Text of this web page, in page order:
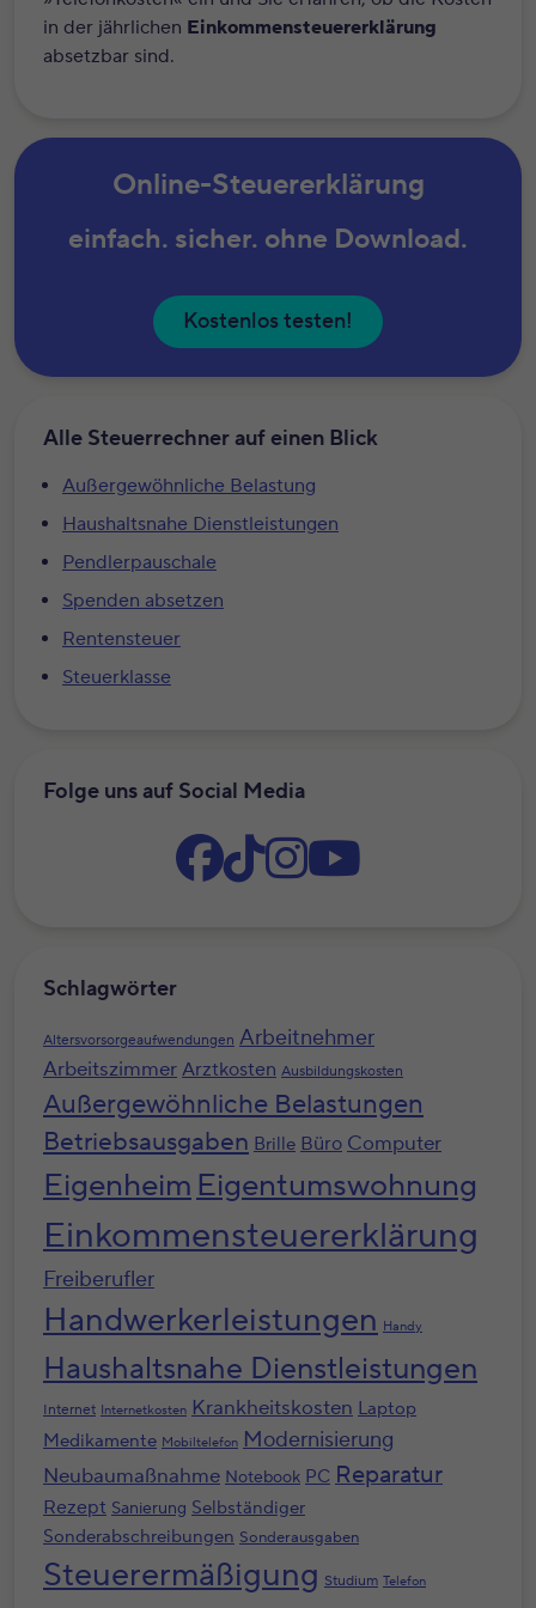
in der jährlichen Einkommensteuererklärung
absetzbar sind.
Online-Steuererklärung
einfach. sicher. ohne Download.
Kostenlos testen!
Alle Steuerrechner auf einen Blick
Außergewöhnliche Belastung
Haushaltsnahe Dienstleistungen
Pendlerpauschale
Spenden absetzen
Rentensteuer
Steuerklasse
Folge uns auf Social Media
Schlagwörter
Altersvorsorgeaufwendungen Arbeitnehmer
Arbeitszimmer Arztkosten Ausbildungskosten
Außergewöhnliche Belastungen
Betriebsausgaben Brille Büro Computer
Eigenheim Eigentumswohnung
Einkommensteuererklärung
Freiberufler
Handwerkerleistungen Handy
Haushaltsnahe Dienstleistungen
Internet Internetkosten Krankheitskosten Laptop
Medikamente Mobiltelefon Modernisierung
Neubaumaßnahme Notebook PC Reparatur
Rezept Sanierung Selbständiger
Sonderabschreibungen Sonderausgaben
Steuerermäßigung Studium Telefon